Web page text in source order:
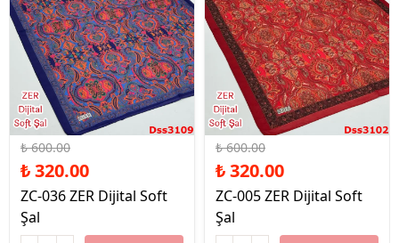
%47 İndirim
₺ 600.00
₺ 320.00
ZC-036 ZER Dijital Soft
Şal
%47 İndirim
₺ 600.00
₺ 320.00
ZC-005 ZER Dijital Soft
Şal